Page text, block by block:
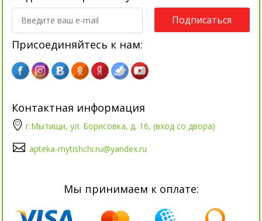
Подписаться
Присоединяйтесь к нам:
Контактная информация
г.Мытищи, ул. Борисовка, д. 16, (вход со двора)
apteka-mytishchi.ru@yandex.ru
Мы принимаем к оплате: